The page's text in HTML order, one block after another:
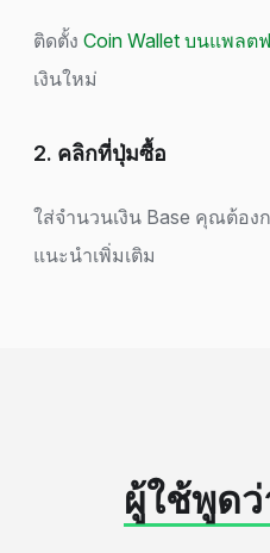
ติดตั้ง Coin Wallet บนแพล
เงินใหม่
2. คลิกที่ปุ่มซื้อ
ใส่จำนวนเงิน Base คุณต้อ
แนะนำเพิ่มเติม
ผู้ใช้พูดว่